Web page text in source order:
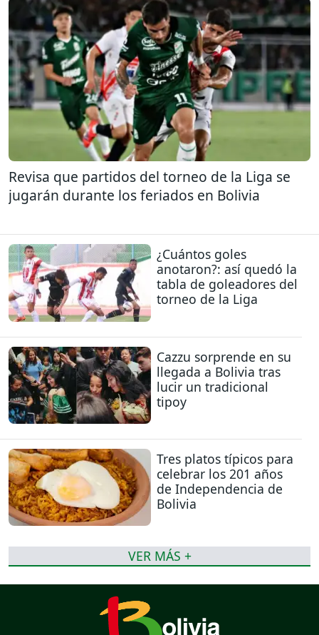
Revisa que partidos del torneo de la Liga se
jugarán durante los feriados en Bolivia
¿Cuántos goles
anotaron?: así quedó la
tabla de goleadores del
torneo de la Liga
Cazzu sorprende en su
llegada a Bolivia tras
lucir un tradicional
tipoy
Tres platos típicos para
celebrar los 201 años
de Independencia de
Bolivia
VER MÁS +